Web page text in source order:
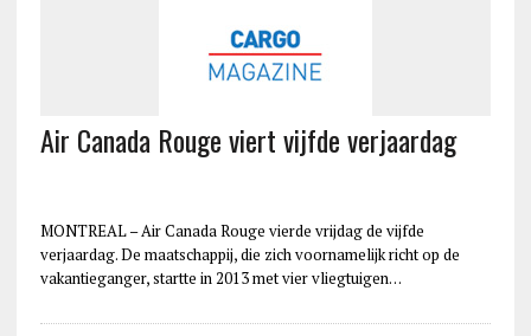
Air Canada Rouge viert vijfde verjaardag
MONTREAL – Air Canada Rouge vierde vrijdag de vijfde
verjaardag. De maatschappij, die zich voornamelijk richt op de
vakantieganger, startte in 2013 met vier vliegtuigen…